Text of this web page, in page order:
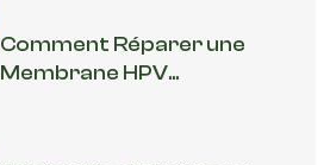
Comment Réparer une
Membrane HPV...